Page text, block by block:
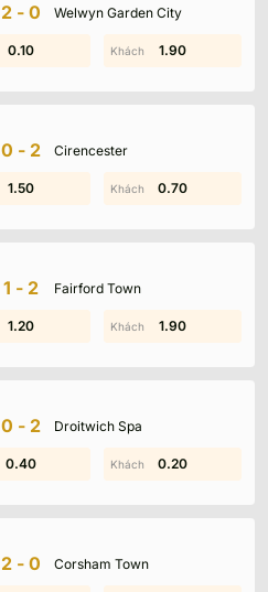
2-0 Welwyn Garden City
1.60 1.50
0.10 1.90
0-2 Cirencester
0.30 1.90
1.50 0.70
1-2 Fairford Town
1.40 0.90
1.20 1.90
0-2 Droitwich Spa
1.20 0.60
0.40 0.20
2-0 Corsham Town